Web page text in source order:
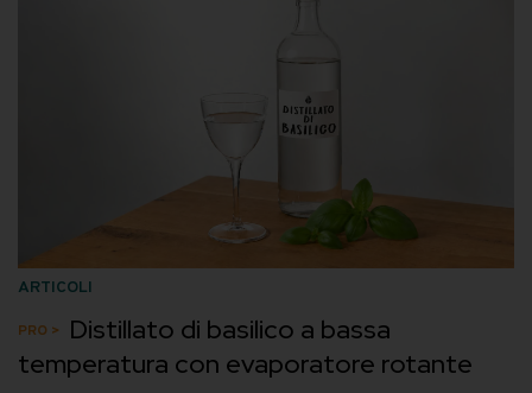
ARTICOLI
Distillato di basilico a bassa
temperatura con evaporatore rotante